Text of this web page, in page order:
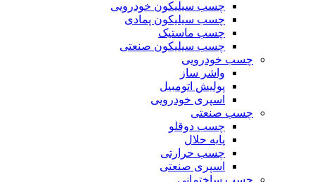
چسب سیلیکون خودرویی
چسب سیلیکون پمادی
چسب ماستیک
چسب سیلیکون صنعتی
چسب خودرویی
واشر ساز
پولیش اتومبیل
اسپری خودرویی
چسب صنعتی
چسب دوقلو
پایه حلال
چسب حرارتی
اسپری صنعتی